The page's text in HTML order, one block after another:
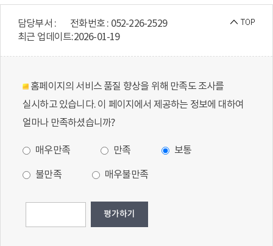
담당부서 :
전화번호 : 052-226-2529
최근 업데이트:2026-01-19
홈페이지의 서비스 품질 향상을 위해 만족도 조사를
실시하고 있습니다. 이 페이지에서 제공하는 정보에 대하여
얼마나 만족하셨습니까?
매우만족 만족 보통
불만족 매우불만족